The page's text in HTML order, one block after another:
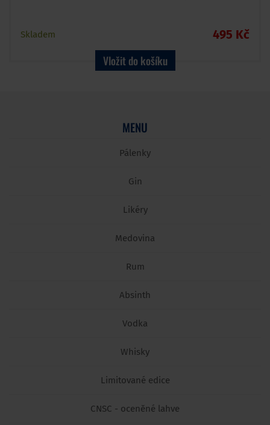
Skladem 495 Kč
Vložit do košíku
MENU
Pálenky
Gin
Likéry
Medovina
Rum
Absinth
Vodka
Whisky
Limitované edice
CNSC - oceněné lahve